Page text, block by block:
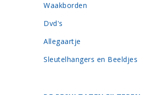
Waakborden
Dvd's
Allegaartje
Sleutelhangers en Beeldjes